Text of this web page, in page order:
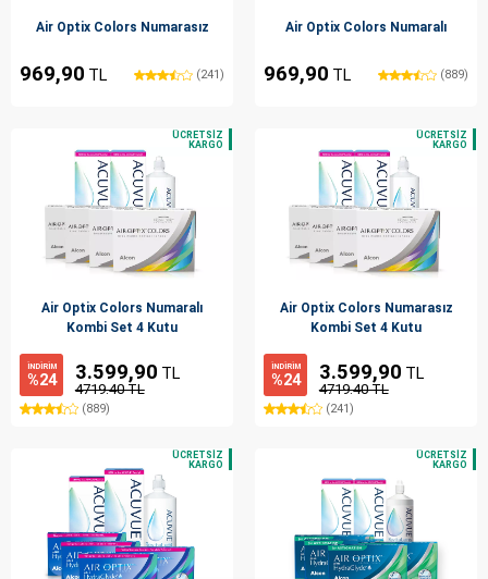
Air Optix Colors Numarasız
969,90 TL (241)
Air Optix Colors Numaralı
969,90 TL (889)
Air Optix Colors Numaralı
Kombi Set 4 Kutu
İNDİRİM
%24 3.599,90 TL
4719.40 TL
(889)
Air Optix Colors Numarasız
Kombi Set 4 Kutu
İNDİRİM
%24 3.599,90 TL
4719.40 TL
(241)